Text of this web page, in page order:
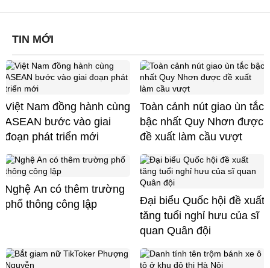
TIN MỚI
Việt Nam đồng hành cùng
ASEAN bước vào giai
đoạn phát triển mới
Toàn cảnh nút giao ùn tắc
bậc nhất Quy Nhơn được
đề xuất làm cầu vượt
Nghệ An có thêm trường
phổ thông công lập
Đại biểu Quốc hội đề xuất
tăng tuổi nghỉ hưu của sĩ
quan Quân đội